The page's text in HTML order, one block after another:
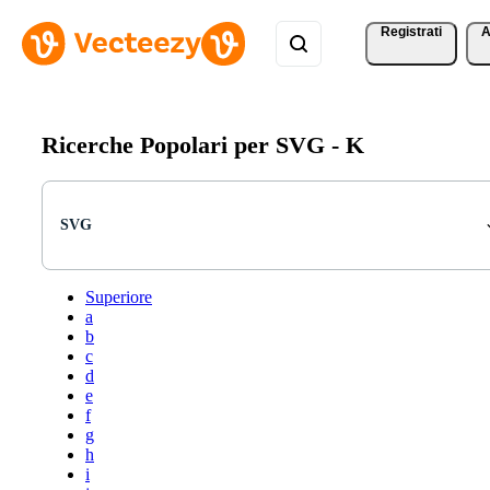
Registrati
Ricerche Popolari per SVG - K
SVG
Superiore
a
b
c
d
e
f
g
h
i